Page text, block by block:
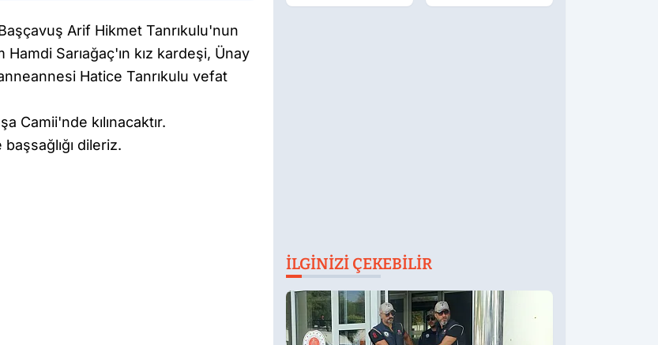
Arif Hikmet Tanrıkulu'nun
Sarıağaç'ın kız kardeşi, Ünay
Hatice Tanrıkulu vefat
Camii'nde kılınacaktır.
dileriz.
FETÖ'Cüden
FETÖ'cü
İLGINIZI ÇEKEBILIR